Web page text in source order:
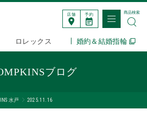
店舗 予約
ロレックス 婚約＆結婚指輪
商品検索
ブログ
水戸 2025.11.16